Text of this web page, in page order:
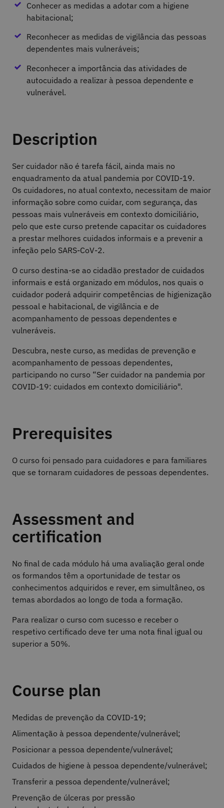
Conhecer as medidas a adotar com a higiene
habitacional;
Reconhecer as medidas de vigilância das pessoas
dependentes mais vulneráveis;
Reconhecer a importância das atividades de
autocuidado a realizar à pessoa dependente e
vulnerável.
Description
Ser cuidador não é tarefa fácil, ainda mais no
enquadramento da atual pandemia por COVID-19.
Os cuidadores, no atual contexto, necessitam de maior
informação sobre como cuidar, com segurança, das
pessoas mais vulneráveis em contexto domiciliário,
pelo que este curso pretende capacitar os cuidadores
a prestar melhores cuidados informais e a prevenir a
infeção pelo SARS-CoV-2.
O curso destina-se ao cidadão prestador de cuidados
informais e está organizado em módulos, nos quais o
cuidador poderá adquirir competências de higienização
pessoal e habitacional, de vigilância e de
acompanhamento de pessoas dependentes e
vulneráveis.
Descubra, neste curso, as medidas de prevenção e
acompanhamento de pessoas dependentes,
participando no curso “Ser cuidador na pandemia por
COVID-19: cuidados em contexto domiciliário".
Prerequisites
O curso foi pensado para cuidadores e para familiares
que se tornaram cuidadores de pessoas dependentes.
Assessment and
certification
No final de cada módulo há uma avaliação geral onde
os formandos têm a oportunidade de testar os
conhecimentos adquiridos e rever, em simultâneo, os
temas abordados ao longo de toda a formação.
Para realizar o curso com sucesso e receber o
respetivo certificado deve ter uma nota final igual ou
superior a 50%.
Course plan
Medidas de prevenção da COVID-19;
Alimentação à pessoa dependente/vulnerável;
Posicionar a pessoa dependente/vulnerável;
Cuidados de higiene à pessoa dependente/vulnerável;
Transferir a pessoa dependente/vulnerável;
Prevenção de úlceras por pressão